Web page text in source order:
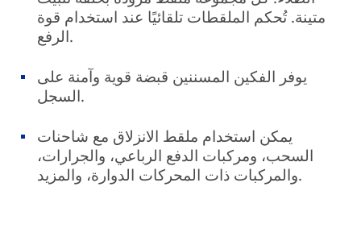
متينة. تُحكم الملقطات تلقائيًا عند استخدام قوة
الرفع.
يوفر الفكين المسننين قبضة قوية وآمنة على
السجل.
يمكن استخدام ملقط الانزلاق مع شاحنات
السحب، ومركبات الدفع الرباعي، والجرارات،
والمركبات ذات المحركات الدوارة، والمزيد.